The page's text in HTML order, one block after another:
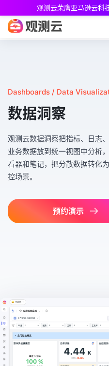
观测云荣膺亚马逊云科
专为中小团队与个人开发
Dashboards / Data
数据洞察
观测云数据洞察把指标、日志
业务数据放到统一视图中分析
看器和笔记，把分散数据转化
控场景。
预约演示